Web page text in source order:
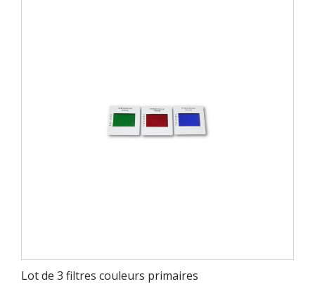
Lot de 3 filtres couleurs primaires